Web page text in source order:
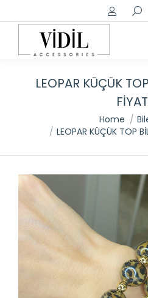
LEOPAR KÜÇÜK
Home
LEOPAR KÜÇÜK TOP